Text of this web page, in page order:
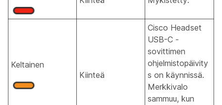
Keltainen
Kiinteä
Cisco Headset
USB-C -
sovittimen
ohjelmistopäivity
s on käynnissä.
Merkkivalo
sammuu, kun